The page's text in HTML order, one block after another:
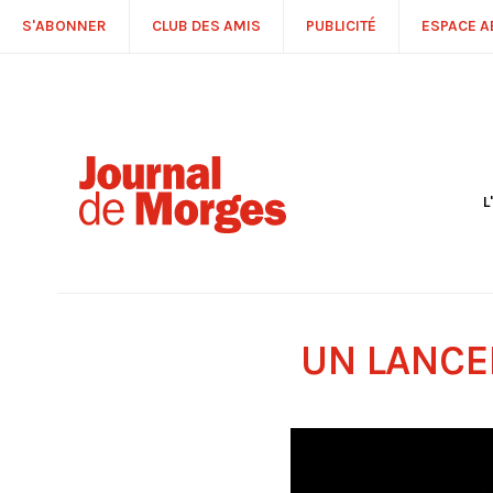
S'ABONNER CLUB DES AMIS PUBLICITÉ ESPACE
UN